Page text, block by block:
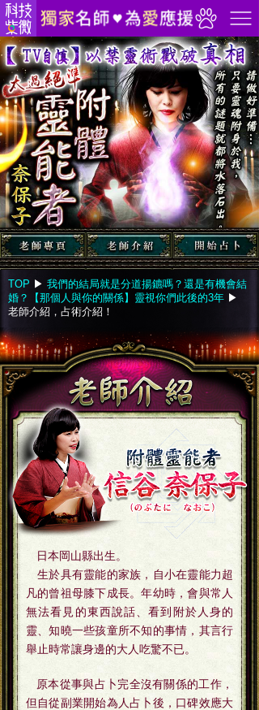
TOP ▶︎ 我們的結局就是分道揚鑣嗎？還是有機會結
婚？【那個人與你的關係】靈視你們此後的3年▶︎
老師介紹，占術介紹！
日本岡山縣出生。
生於具有靈能的家族，自小在靈能力超
凡的曾祖母膝下成長。年幼時，會與常人
無法看見的東西說話、看到附於人身的
靈、知曉一些孩童所不知的事情，其言行
舉止時常讓身邊的大人吃驚不已。
原本從事與占卜完全沒有關係的工作，
但自從副業開始為人占卜後，口碑效應大